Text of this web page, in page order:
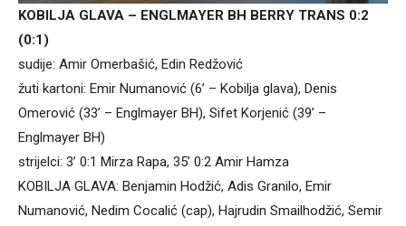
KOBILJA GLAVA – ENGLMAYER BH BERRY TRANS 0:2
(0:1)
sudije: Amir Omerbašić, Edin Redžović
žuti kartoni: Emir Numanović (6’ – Kobilja glava), Denis
Omerović (33’ – Englmayer BH), Sifet Korjenić (39’ –
Englmayer BH)
strijelci: 3’ 0:1 Mirza Rapa, 35’ 0:2 Amir Hamza
KOBILJA GLAVA: Benjamin Hodžić, Adis Granilo, Emir
Numanović, Nedim Cocalić (cap), Hajrudin Smailhodžić, Semir